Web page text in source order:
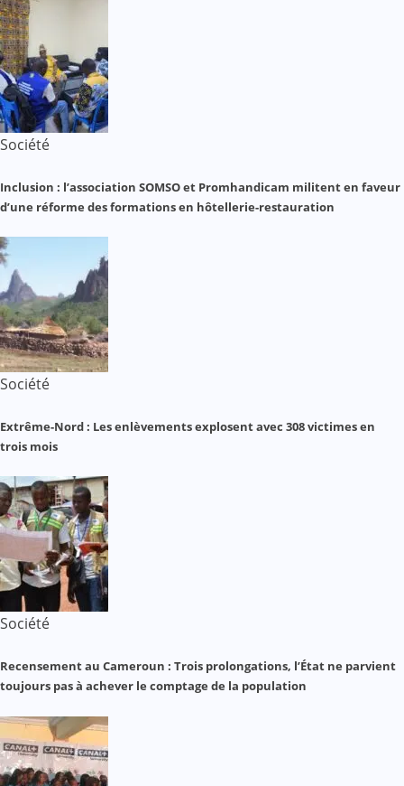
Société
Inclusion : l’association SOMSO et Promhandicam militent en faveur
d’une réforme des formations en hôtellerie-restauration
Société
Extrême-Nord : Les enlèvements explosent avec 308 victimes en
trois mois
Société
Recensement au Cameroun : Trois prolongations, l’État ne parvient
toujours pas à achever le comptage de la population